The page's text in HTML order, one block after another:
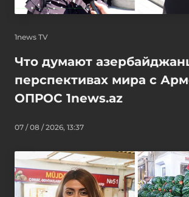
1news TV
Что думают
перспективах мира с
ОПРОС 1news.az
07 / 08 / 2026, 13:37